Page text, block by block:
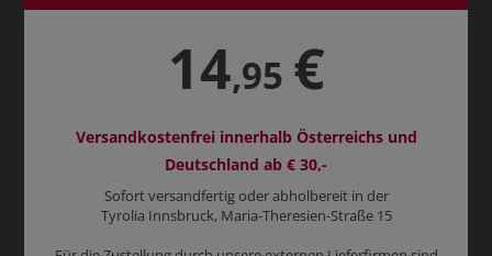
14,95 €
Versandkostenfrei innerhalb Österreichs und
Deutschland ab € 30,-
Sofort versandfertig oder abholbereit in der
Tyrolia Innsbruck, Maria-Theresien-Straße 15